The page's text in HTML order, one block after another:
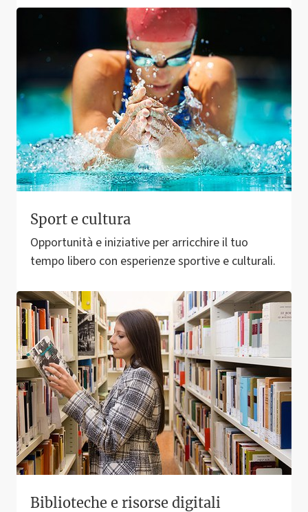
Sport e cultura
Opportunità e iniziative per arricchire il tuo
tempo libero con esperienze sportive e culturali.
Biblioteche e risorse digitali